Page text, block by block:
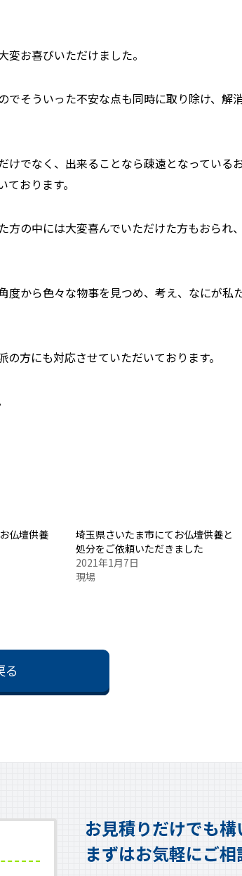
お喜びいただけました。
そういった不安な点も同時に取り除け、解
でなく、出来ることなら疎遠となっている
おります。
の中には大変喜んでいただけた方もおられ
から色々な物事を見つめ、考え、なにが私
方にも対応させていただいております。
仏壇供養
埼玉県さいたま市にてお仏壇供養と
処分をご依頼いただきました
2021年1月7日
現場
る
お見積りだけでも構
まずはお気軽にご相